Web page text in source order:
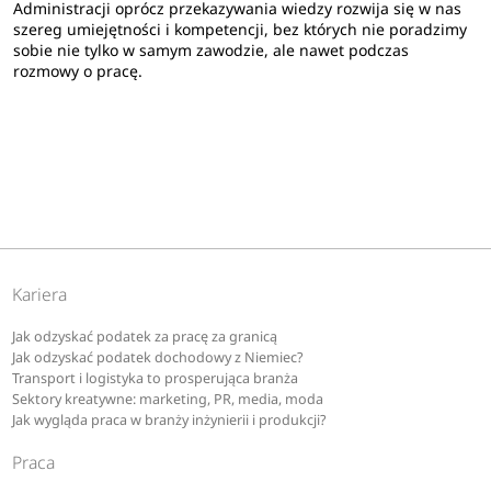
Administracji oprócz przekazywania wiedzy rozwija się w nas
szereg umiejętności i kompetencji, bez których nie poradzimy
sobie nie tylko w samym zawodzie, ale nawet podczas
rozmowy o pracę.
Kariera
Jak odzyskać podatek za pracę za granicą
Jak odzyskać podatek dochodowy z Niemiec?
Transport i logistyka to prosperująca branża
Sektory kreatywne: marketing, PR, media, moda
Jak wygląda praca w branży inżynierii i produkcji?
Praca